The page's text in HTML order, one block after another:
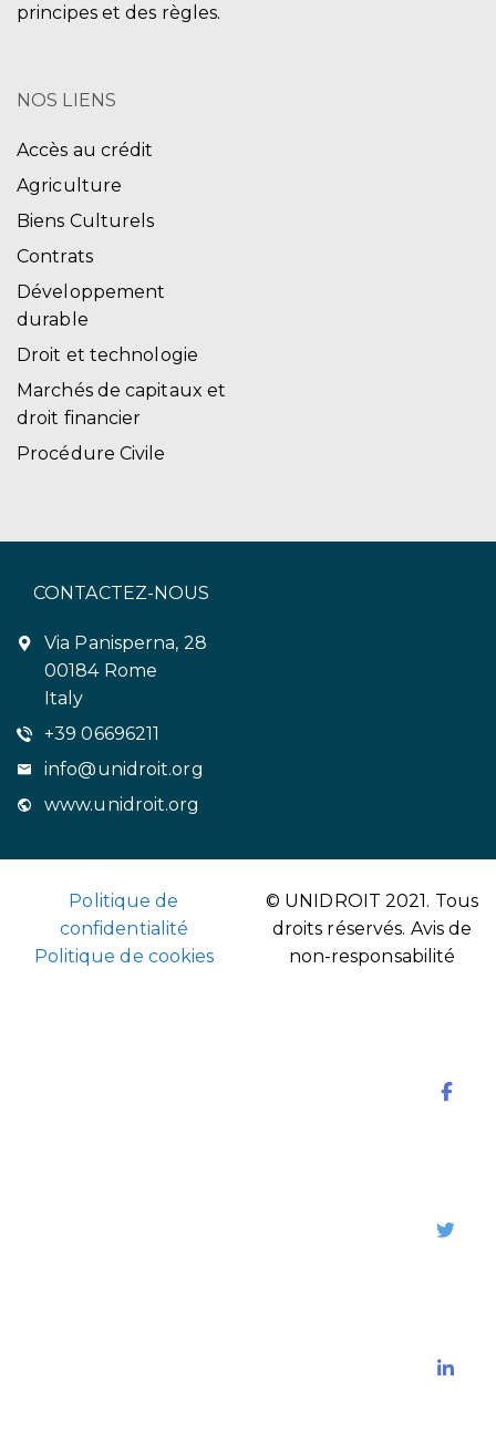
principes et des règles.
NOS LIENS
Accès au crédit
Agriculture
Biens Culturels
Contrats
Développement
durable
Droit et technologie
Marchés de capitaux et
droit financier
Procédure Civile
CONTACTEZ-NOUS
Via Panisperna, 28
00184 Rome
Italy
+39 06696211
info@unidroit.org
www.unidroit.org
Politique de
confidentialité
Politique de cookies
© UNIDROIT 2021. Tous
droits réservés. Avis de
non-responsabilité